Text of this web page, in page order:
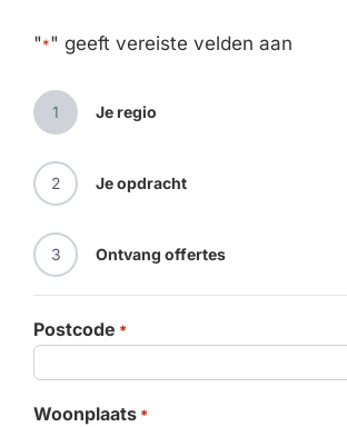
"*" geeft vereiste velden aan
1 Je regio
2 Je opdracht
3 Ontvang offertes
Postcode *
Woonplaats *